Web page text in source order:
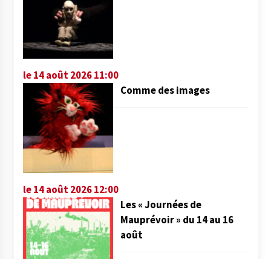
le 14 août 2026 11:00
Comme des images
le 14 août 2026 12:00
Les « Journées de
Mauprévoir » du 14 au 16
août